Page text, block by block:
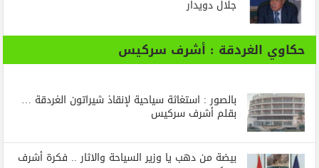
جلال دويدار
حكاوي الغردقة : أشرف سركيس
بالصور : استغاثة سياحية لإنقاذ شيراتون الغردقة …
بقلم أشرف سركيس
بيضة من دهب يا وزير السياحة والاثار .. فكرة أشرف